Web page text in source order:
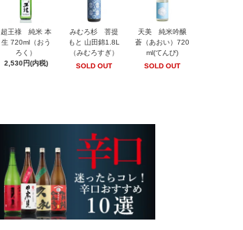
超王祿 純米 本
生 720ml（おう
ろく）
2,530円(内税)
みむろ杉 菩提
もと 山田錦1.8L
（みむろすぎ）
SOLD OUT
天美 純米吟醸
蒼（あおい）720
ml(てんび)
SOLD OUT